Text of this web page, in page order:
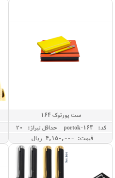
ست پورتوک 164
کد: portok-164
حداقل تيراژ: 20
قیمت: 4,150,000 ريال